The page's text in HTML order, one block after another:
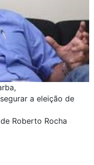
a eleição de
Roberto Rocha